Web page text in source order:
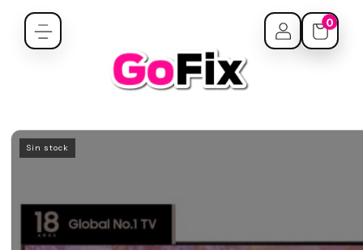
0
Sin stock